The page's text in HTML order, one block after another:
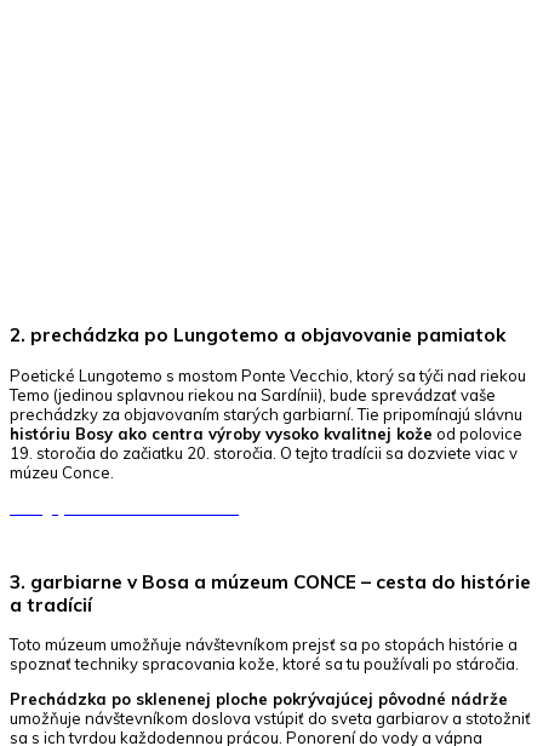
2. prechádzka po Lungotemo a objavovanie pamiatok
Poetické Lungotemo s mostom Ponte Vecchio, ktorý sa týči nad riekou
Temo (jedinou splavnou riekou na Sardínii), bude sprevádzať vaše
prechádzky za objavovaním starých garbiarní. Tie pripomínajú slávnu
históriu Bosy ako centra výroby vysoko kvalitnej kože od polovice
19. storočia do začiatku 20. storočia. O tejto tradícii sa dozviete viac v
múzeu Conce.
3. garbiarne v Bosa a múzeum CONCE – cesta do histórie
a tradícií
Toto múzeum umožňuje návštevníkom prejsť sa po stopách histórie a
spoznať techniky spracovania kože, ktoré sa tu používali po stáročia.
Prechádzka po sklenenej ploche pokrývajúcej pôvodné nádrže
umožňuje návštevníkom doslova vstúpiť do sveta garbiarov a stotožniť
sa s ich tvrdou každodennou prácou. Ponorení do vody a vápna